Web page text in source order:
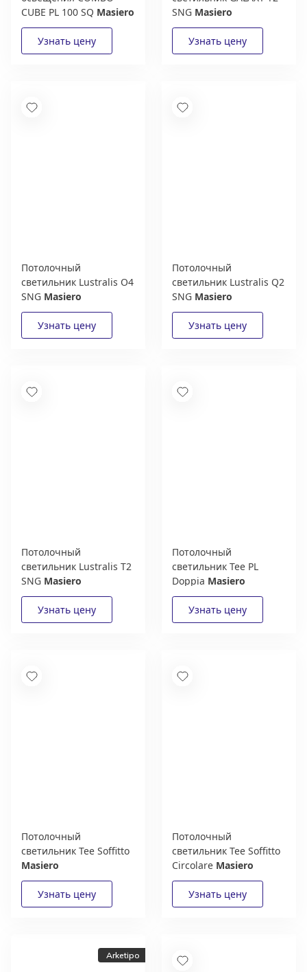
CUBE PL 100 SQ Masiero
SNG Masiero
Потолочный
светильник Lustralis O4
SNG Masiero
Потолочный
светильник Lustralis Q2
SNG Masiero
Потолочный
светильник Lustralis T2
SNG Masiero
Потолочный
светильник Tee PL
Doppia Masiero
Потолочный
светильник Tee Soffitto
Masiero
Потолочный
светильник Tee Soffitto
Circolare Masiero
Arketipo